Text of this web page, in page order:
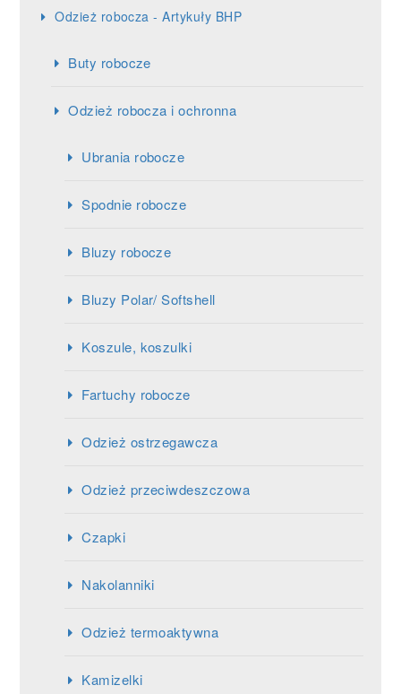
Odzież robocza - Artykuły BHP
Buty robocze
Odzież robocza i ochronna
Ubrania robocze
Spodnie robocze
Bluzy robocze
Bluzy Polar/ Softshell
Koszule, koszulki
Fartuchy robocze
Odzież ostrzegawcza
Odzież przeciwdeszczowa
Czapki
Nakolanniki
Odzież termoaktywna
Kamizelki